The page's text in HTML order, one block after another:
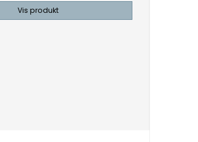
Vis produkt